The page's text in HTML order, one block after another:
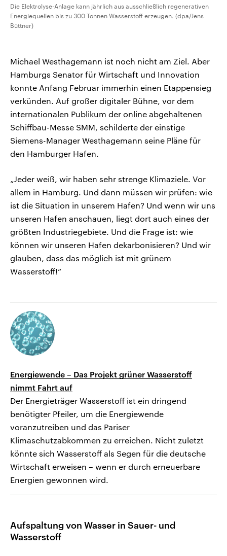
Die Elektrolyse-Anlage kann jährlich aus ausschließlich regenerativen
Energiequellen bis zu 300 Tonnen Wasserstoff erzeugen. (dpa/Jens
Büttner)
Michael Westhagemann ist noch nicht am Ziel. Aber
Hamburgs Senator für Wirtschaft und Innovation
konnte Anfang Februar immerhin einen Etappensieg
verkünden. Auf großer digitaler Bühne, vor dem
internationalen Publikum der online abgehaltenen
Schiffbau-Messe SMM, schilderte der einstige
Siemens-Manager Westhagemann seine Pläne für
den Hamburger Hafen.
„Jeder weiß, wir haben sehr strenge Klimaziele. Vor
allem in Hamburg. Und dann müssen wir prüfen: wie
ist die Situation in unserem Hafen? Und wenn wir uns
unseren Hafen anschauen, liegt dort auch eines der
größten Industriegebiete. Und die Frage ist: wie
können wir unseren Hafen dekarbonisieren? Und wir
glauben, dass das möglich ist mit grünem
Wasserstoff!“
Energiewende – Das Projekt grüner Wasserstoff
nimmt Fahrt auf
Der Energieträger Wasserstoff ist ein dringend
benötigter Pfeiler, um die Energiewende
voranzutreiben und das Pariser
Klimaschutzabkommen zu erreichen. Nicht zuletzt
könnte sich Wasserstoff als Segen für die deutsche
Wirtschaft erweisen – wenn er durch erneuerbare
Energien gewonnen wird.
Aufspaltung von Wasser in Sauer- und
Wasserstoff